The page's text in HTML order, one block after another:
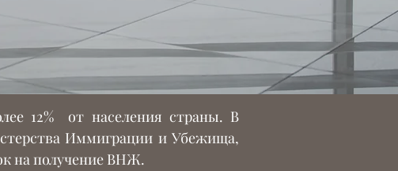
12% от населения страны. В
Иммиграции и Убежища,
на получение ВНЖ.